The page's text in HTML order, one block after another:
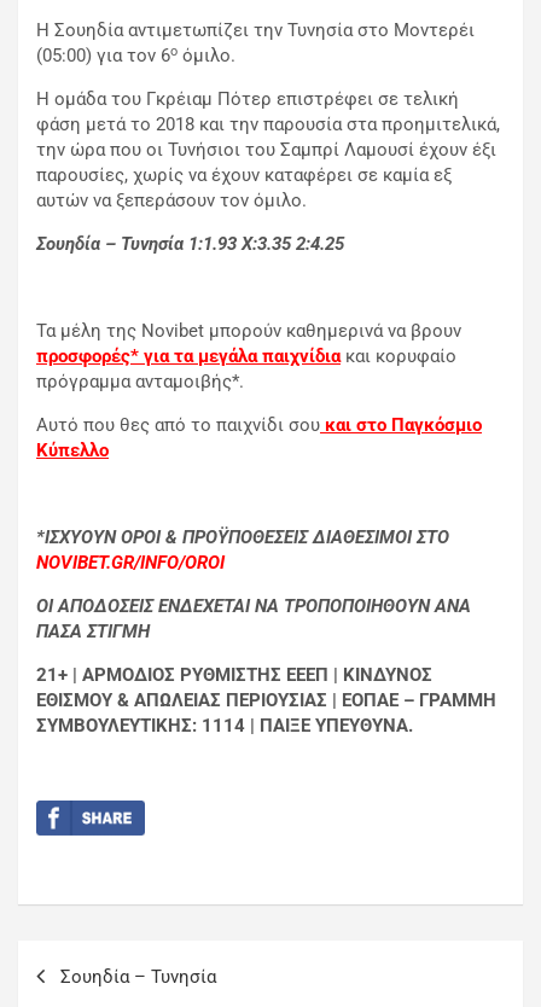
Η Σουηδία αντιμετωπίζει την Τυνησία στο Μοντερέι
(05:00) για τον 6ο όμιλο.
Η ομάδα του Γκρέιαμ Πότερ επιστρέφει σε τελική
φάση μετά το 2018 και την παρουσία στα προημιτελικά,
την ώρα που οι Τυνήσιοι του Σαμπρί Λαμουσί έχουν έξι
παρουσίες, χωρίς να έχουν καταφέρει σε καμία εξ
αυτών να ξεπεράσουν τον όμιλο.
Σουηδία – Τυνησία 1:1.93X:3.35 2:4.25
Τα μέλη της Novibet μπορούν καθημερινά να βρουν
προσφορές* για τα μεγάλα παιχνίδιακαι κορυφαίο
πρόγραμμα ανταμοιβής*.
Αυτό που θες από το παιχνίδι σου και στο Παγκόσμιο
Κύπελλο
*ΙΣΧΥΟΥΝ ΟΡΟΙ & ΠΡΟΫΠΟΘΕΣΕΙΣ ΔΙΑΘΕΣΙΜΟΙ ΣΤΟ
NOVIBET.GR/INFO/OROI
ΟΙ ΑΠΟΔΟΣΕΙΣ ΕΝΔΕΧΕΤΑΙ ΝΑ ΤΡΟΠΟΠΟΙΗΘΟΥΝ ΑΝΑ
ΠΑΣΑ ΣΤΙΓΜΗ
21+ | ΑΡΜΟΔΙΟΣ ΡΥΘΜΙΣΤΗΣ ΕΕΕΠ | ΚΙΝΔΥΝΟΣ
ΕΘΙΣΜΟΥ & ΑΠΩΛΕΙΑΣ ΠΕΡΙΟΥΣΙΑΣ | ΕΟΠΑΕ – ΓΡΑΜΜΗ
ΣΥΜΒΟΥΛΕΥΤΙΚΗΣ: 1114 | ΠΑΙΞΕ ΥΠΕΥΘΥΝΑ.
Σουηδία – Τυνησία